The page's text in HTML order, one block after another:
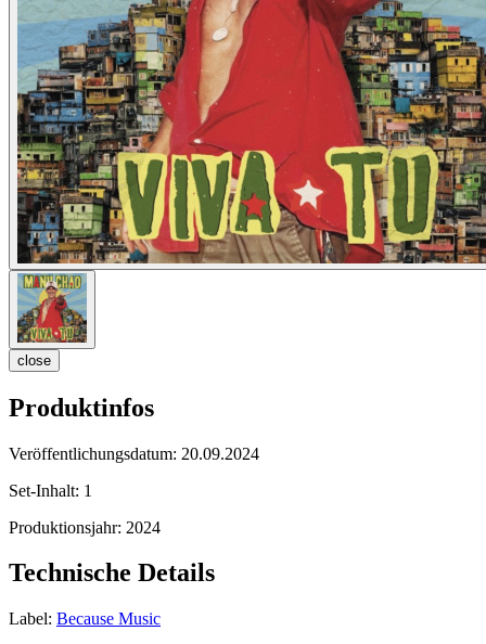
close
Produktinfos
Veröffentlichungsdatum: 20.09.2024
Set-Inhalt: 1
Produktionsjahr: 2024
Technische Details
Label: Because Music